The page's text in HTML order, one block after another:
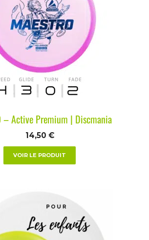
– Active Premium | Discmania
14,50 €
VOIR LE PRODUIT